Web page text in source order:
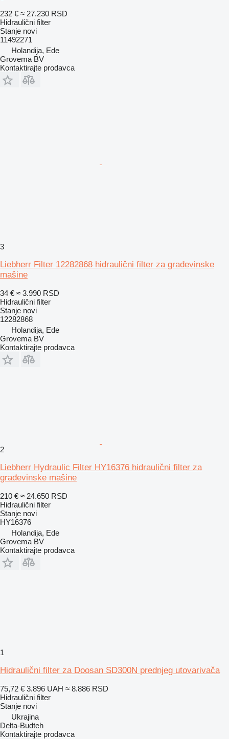
232 € ≈ 27.230 RSD
Hidraulični filter
Stanje novi
11492271
Holandija, Ede
Grovema BV
Kontaktirajte prodavca
3
Liebherr Filter 12282868 hidraulični filter za građevinske
mašine
34 € ≈ 3.990 RSD
Hidraulični filter
Stanje novi
12282868
Holandija, Ede
Grovema BV
Kontaktirajte prodavca
2
Liebherr Hydraulic Filter HY16376 hidraulični filter za
građevinske mašine
210 € ≈ 24.650 RSD
Hidraulični filter
Stanje novi
HY16376
Holandija, Ede
Grovema BV
Kontaktirajte prodavca
1
Hidraulični filter za Doosan SD300N prednjeg utovarivača
75,72 € 3.896 UAH ≈ 8.886 RSD
Hidraulični filter
Stanje novi
Ukrajina
Delta-Budteh
Kontaktirajte prodavca